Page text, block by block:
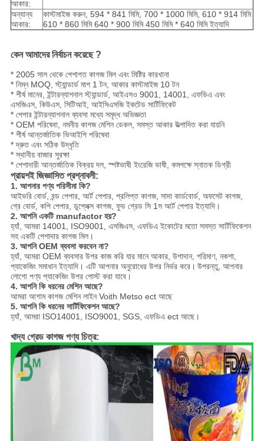
আকার:
অন্যান্য
আকার:
কাস্টমাইজ করুন, 594 * 841 মিমি, 700 * 1000 মিমি, 610 * 914 মিমি
610 * 860 মিমি 640 * 900 মিমি 450 মিমি * 640 মিমি ইত্যাদি
কেন আমাদের নির্বাচন করেছে ?
* 2005 সাল থেকে পেশাগত কাগজ মিল এবং মিষ্টির কারখানা
* নিম্ন MOQ, স্ট্যান্ডার্ড মাপ 1 টন, আকার কাস্টমাইজ 10 টন
* শীর্ষ মানের, ইন্টারন্যাশনাল স্ট্যান্ডার্ড, আইএসও 9001, 14001, এফডিএ এবং
এসজিএস, কিউএস, সিটিআই, আইসিএসজি ইকটেড সার্টিফিকেট
* পেপার ইন্টারন্যাশনাল ব্যবসা মধ্যে সমৃদ্ধ অভিজ্ঞতা
* OEM পরিষেবা, নমনীয় কাগজ মেশিন ডেকল, সমস্ত আকার উত্পাদিত করা যায়নি
* শীর্ষ আন্তর্জাতিক ভিআইপি পরিষেবা
* দ্রুত এবং সঠিক উদ্ধৃতি
* স্থানীয় বাজার সুরক্ষা
* পেশাদারী আন্তর্জাতিক বিক্রয় দল, স্পষ্টভাষী ইংরেজি ভাষী, কমপক্ষে স্নাতক ডিগ্রী
প্রায়শই জিজ্ঞাসিত প্রশ্নাবলী:
1. আপনার পণ্য পরিসীমা কি?
আইভরি বোর্ড, বন্ড পেপার, আর্ট পেপার, প্রলিপ্ত কাগজ, সাদা কার্ডবোর্ড, অফসেট কাগজ,
গ্রে বোর্ড, কপি পেপার, ডুপ্লেক্স কাগজ, ফুড গ্রেড সি 1স আর্ট পেপার ইত্যাদি।
2. আপনি একটি manufactor হয়?
হ্যাঁ, আমরা 14001, ISO9001, এসজিএস, এফডিএ ইকোটের মতো সমস্ত সার্টিফিকেশন
সহ একটি পেশাদার কাগজ মিল।
3. আপনি OEM ব্যবসা করবেন না?
হ্যাঁ, আমরা OEM ব্যবসার উপর কাজ করি যার মানে আকার, উপাদান, পরিমাণ, নকশা,
প্যাকেজিং সমাধান ইত্যাদি। এটি আপনার অনুরোধের উপর নির্ভর করে। উপরন্তু, আপনার
লোগো পণ্য প্যাকেজিং উপর পোস্ট করা যাবে।
4. আপনি কি ধরনের মেশিন আছে?
আমরা আগাম কাগজ মেশিন লাইন Voith Metso ect আছে
5. আপনি কি ধরনের সার্টিফিকেশন আছে?
হ্যাঁ, আমরা ISO14001, ISO9001, SGS, এফডিএ ect আছে।
খাদ্য গ্রেড কাগজ পণ্য চিত্র: